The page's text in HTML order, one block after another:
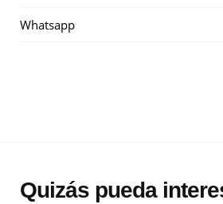
Whatsapp
Quizás pueda